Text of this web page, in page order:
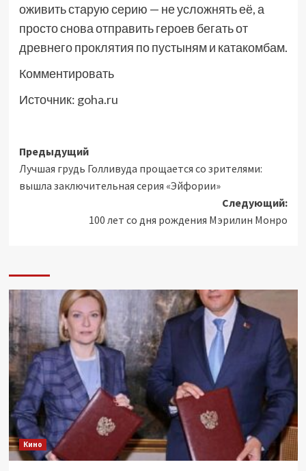
оживить старую серию — не усложнять её, а
просто снова отправить героев бегать от
древнего проклятия по пустыням и катакомбам.
Комментировать
Источник: goha.ru
Навигация
записи
Предыдущий
Лучшая грудь Голливуда прощается со зрителями:
вышла заключительная серия «Эйфории»
Следующий:
100 лет со дня рождения Мэрилин Монро
Кино